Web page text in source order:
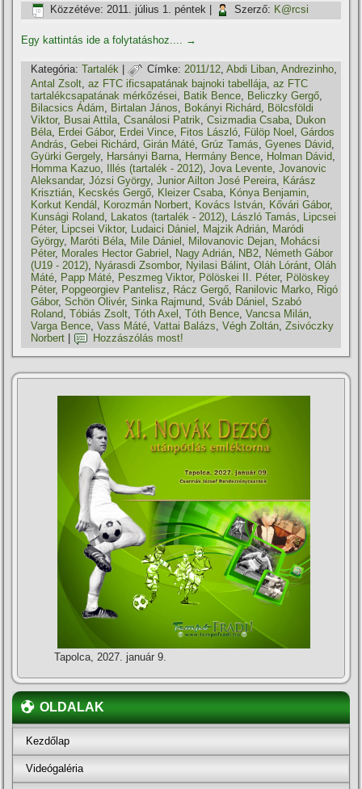
Közzétéve: 2011. július 1. péntek Szerző: K@rcsi
Egy kattintás ide a folytatáshoz.... →
Kategória: Tartalék | Címke: 2011/12,Abdi Liban,Andrezinho,
Antal Zsolt,az FTC ificsapatának bajnoki tabellája,az FTC
tartalékcsapatának mérkőzései, Batik Bence, Beliczky Gergő,
Bilacsics Ádám, Birtalan János, Bokányi Richárd, Bölcsföldi
Viktor, Busai Attila,Csanálosi Patrik,Csizmadia Csaba, Dukon
Béla, Erdei Gábor, Erdei Vince, Fitos László, Fülöp Noel ,Gárdos
András,Gebei Richárd,Girán Máté,Grúz Tamás,Gyenes Dávid,
Gyürki Gergely, Harsányi Barna, Hermány Bence, Holman Dávid,
Homma Kazuo, Illés (tartalék - 2012),Jova Levente,Jovanovic
Aleksandar,Józsi György,Junior Ailton José Pereira, Kárász
Krisztián, Kecskés Gergő, Kleizer Csaba, Kónya Benjamin,
Korkut Kendál , Korozmán Norbert, Kovács István, Kővári Gábor,
Kunsági Roland, Lakatos (tartalék - 2012), László Tamás, Lipcsei
Péter, Lipcsei Viktor, Ludaici Dániel , Majzik Adrián, Maródi
György, Maróti Béla, Mile Dániel , Milovanovic Dejan, Mohácsi
Péter, Morales Hector Gabriel , Nagy Adrián, NB2, Németh Gábor
(U19 - 2012), Nyárasdi Zsombor, Nyilasi Bálint,Oláh Lóránt,Oláh
Máté, Papp Máté, Peszmeg Viktor, Pölöskei II. Péter, Pölöskey
Péter, Popgeorgiev Pantelisz, Rácz Gergő, Ranilovic Marko, Rigó
Gábor,Schön Olivér,Sinka Rajmund,Sváb Dániel ,Szabó
Roland,Tóbiás Zsolt,Tóth Axel ,Tóth Bence,Vancsa Milán,
Varga Bence,Vass Máté,Vattai Balázs,Végh Zoltán,Zsivóczky
Norbert
Hozzászólás most!
Tapolca, 2027. január 9.
OLDALAK
Kezdőlap
Videógaléria